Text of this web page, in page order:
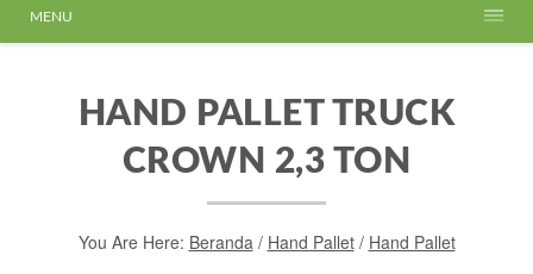
MENU
HAND PALLET TRUCK
CROWN 2,3 TON
You Are Here: Beranda/ Hand Pallet/ Hand Pallet